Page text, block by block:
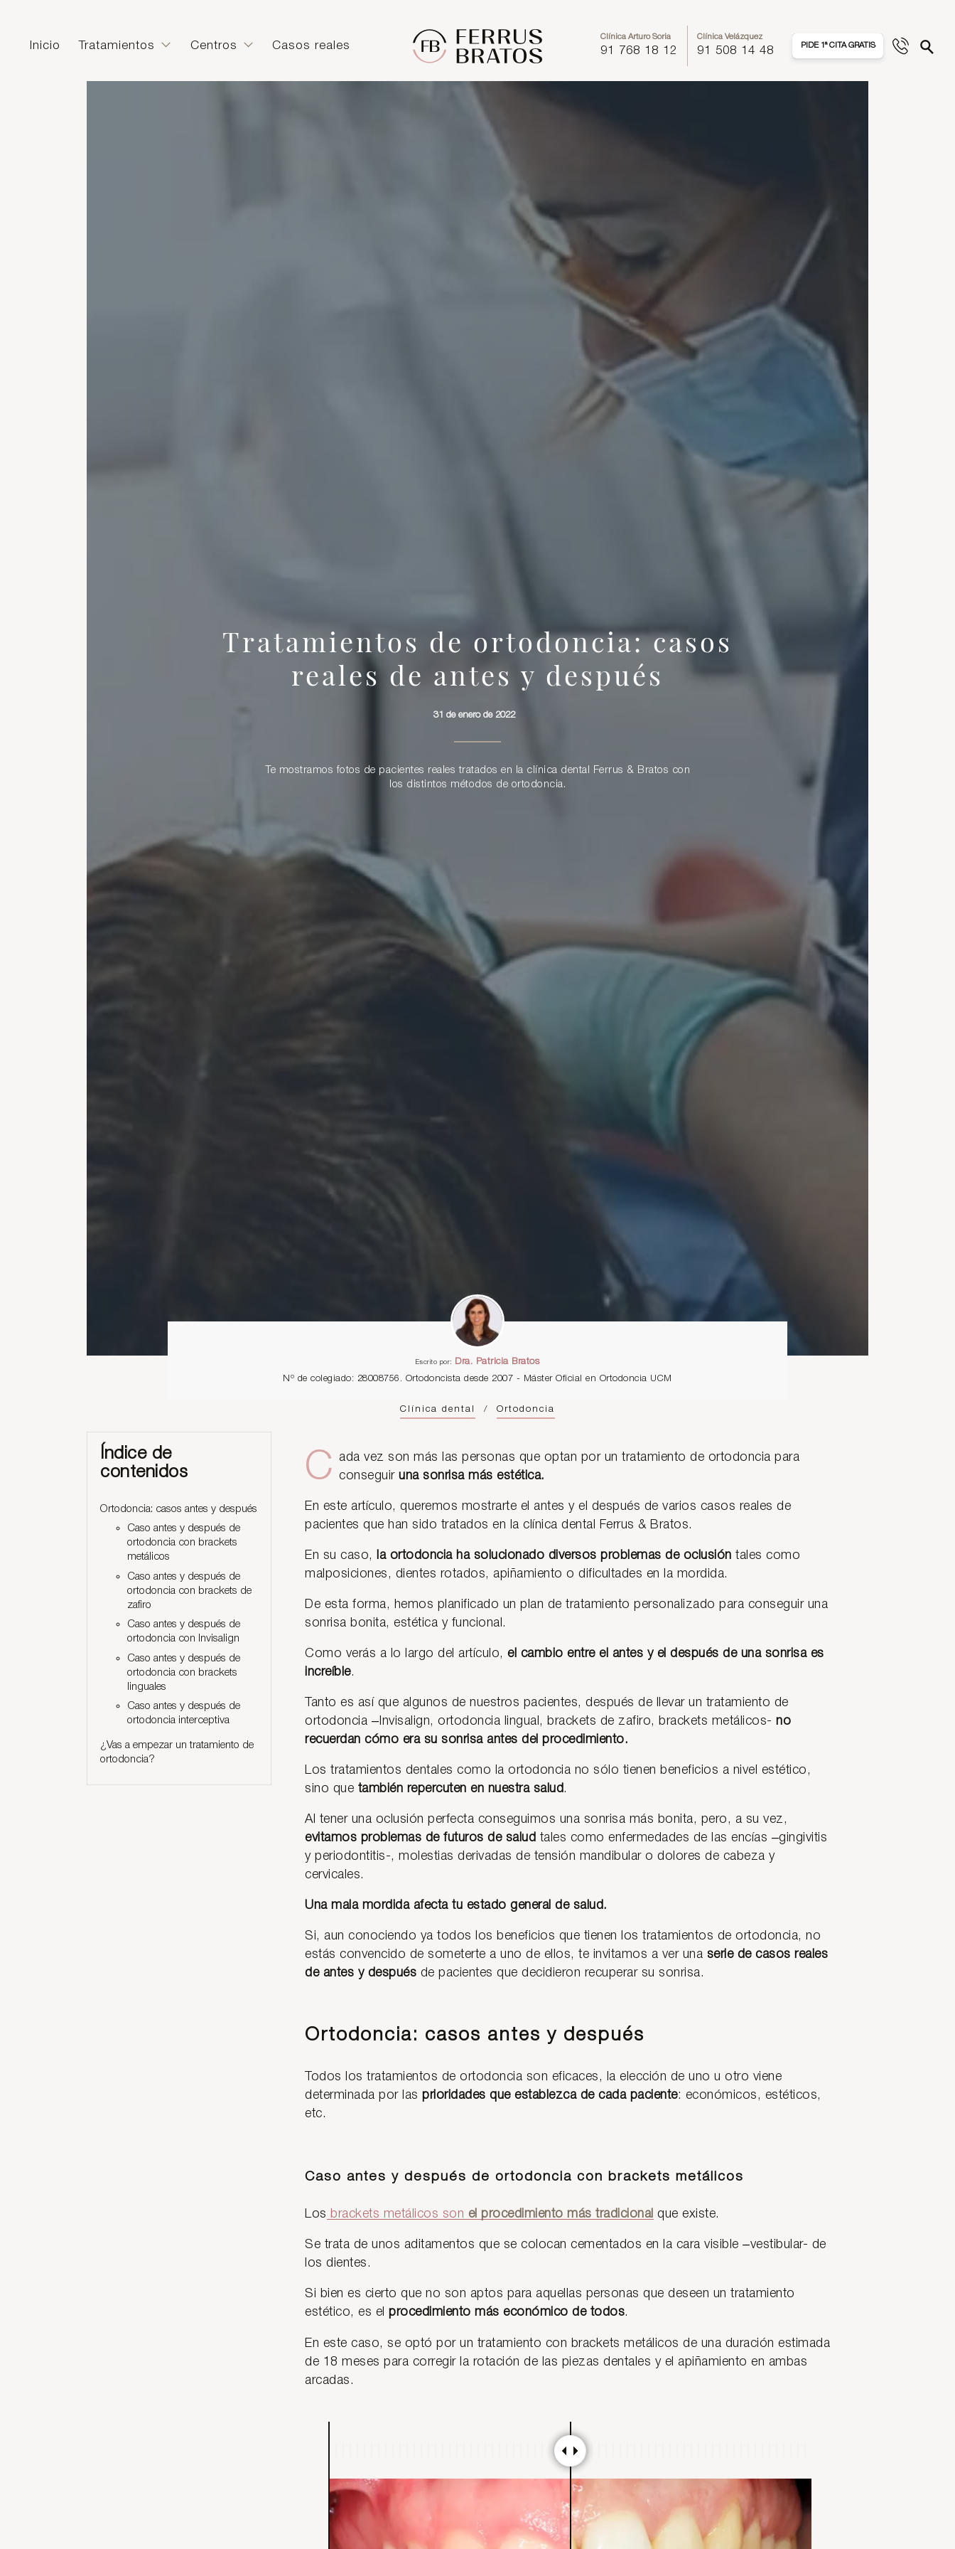
Inicio Tratamientos Centros Casos reales
Clínica Arturo Soria
91 768 18 12
Clínica Velázquez
91 508 14 48 PIDE 1ª CITA GRATIS
Tratamientos de ortodoncia: casos
reales de antes y después
31 de enero de 2022
Te mostramos fotos de pacientes reales tratados en la clínica dental Ferrus & Bratos con
los distintos métodos de ortodoncia.
Escrito por:
Dra. Patricia Bratos
Nº de colegiado: 28008756. Ortodoncista desde 2007 - Máster Oficial en Ortodoncia UCM
Clínica dental / Ortodoncia
C
ada vez son más las personas que optan por un tratamiento de ortodoncia para
conseguiruna sonrisa más estética.
En este artículo, queremos mostrarte el antes y el después de varios casos reales de
pacientes que han sido tratados en la clínica dental Ferrus & Bratos.
En su caso, la ortodoncia ha solucionado diversos problemas de oclusión tales como
malposiciones, dientes rotados, apiñamiento o dificultades en la mordida.
De esta forma, hemos planificado un plan de tratamiento personalizado para conseguir una
sonrisa bonita, estética y funcional.
Como verás a lo largo del artículo,el cambio entre el antes y el después de una sonrisa es
increíble.
Tanto es así que algunos de nuestros pacientes, después de llevar un tratamiento de
ortodoncia –Invisalign, ortodoncia lingual, brackets de zafiro, brackets metálicos- no
recuerdan cómo era su sonrisa antes del procedimiento.
Los tratamientos dentales como la ortodoncia no sólo tienen beneficios a nivel estético,
sino que también repercuten en nuestra salud.
Al tener una oclusión perfecta conseguimos una sonrisa más bonita, pero, a su vez,
evitamos problemas de futuros de salud tales como enfermedades de las encías –gingivitis
y periodontitis-, molestias derivadas de tensión mandibular o dolores de cabeza y
cervicales.
Una mala mordida afecta tu estado general de salud.
Si, aun conociendo ya todos los beneficios que tienen los tratamientos de ortodoncia, no
estás convencido de someterte a uno de ellos, te invitamos a ver una serie de casos reales
de antes y después de pacientes que decidieron recuperar su sonrisa.
Ortodoncia: casos antes y después
Todos los tratamientos de ortodoncia son eficaces, la elección de uno u otro viene
determinada por las prioridades que establezca de cada paciente: económicos, estéticos,
etc.
Caso antes y después de ortodoncia con brackets metálicos
Los brackets metálicos son el procedimiento más tradicional que existe.
Se trata de unos aditamentos que se colocan cementados en la cara visible –vestibular- de
los dientes.
Si bien es cierto que no son aptos para aquellas personas que deseen un tratamiento
estético, es el procedimiento más económico de todos.
En este caso, se optó por un tratamiento con brackets metálicos de una duración estimada
de 18 meses para corregir la rotación de las piezas dentales y el apiñamiento en ambas
arcadas.
Índice de
contenidos
Ortodoncia: casos antes y después
Caso antes y después de
ortodoncia con brackets
metálicos
Caso antes y después de
ortodoncia con brackets de
zafiro
Caso antes y después de
ortodoncia con Invisalign
Caso antes y después de
ortodoncia con brackets
linguales
Caso antes y después de
ortodoncia interceptiva
¿Vas a empezar un tratamiento de
ortodoncia?